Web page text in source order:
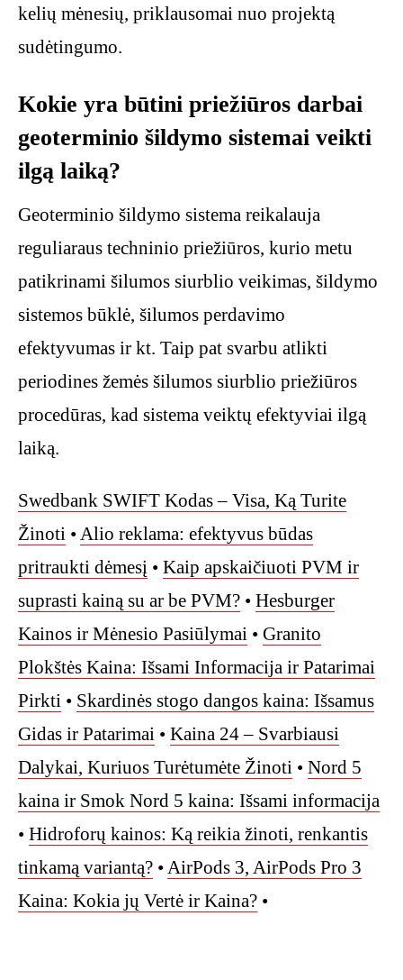
kelių mėnesių, priklausomai nuo projektą
sudėtingumo.
Kokie yra būtini priežiūros darbai
geoterminio šildymo sistemai veikti
ilgą laiką?
Geoterminio šildymo sistema reikalauja
reguliaraus techninio priežiūros, kurio metu
patikrinami šilumos siurblio veikimas, šildymo
sistemos būklė, šilumos perdavimo
efektyvumas ir kt. Taip pat svarbu atlikti
periodines žemės šilumos siurblio priežiūros
procedūras, kad sistema veiktų efektyviai ilgą
laiką.
Swedbank SWIFT Kodas – Visa, Ką Turite
Žinoti •Alio reklama: efektyvus būdas
pritraukti dėmesį • Kaip apskaičiuoti PVM ir
suprasti kainą su ar be PVM? • Hesburger
Kainos ir Mėnesio Pasiūlymai • Granito
Plokštės Kaina: Išsami Informacija ir Patarimai
Pirkti • Skardinės stogo dangos kaina: Išsamus
Gidas ir Patarimai • Kaina 24 – Svarbiausi
Dalykai, Kuriuos Turėtumėte Žinoti • Nord 5
kaina ir Smok Nord 5 kaina: Išsami informacija
• Hidroforų kainos: Ką reikia žinoti, renkantis
tinkamą variantą? •AirPods 3, AirPods Pro 3
Kaina: Kokia jų Vertė ir Kaina? •